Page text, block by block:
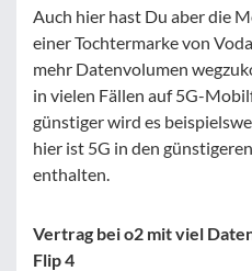
Auch hier hast Du aber die
einer Tochtermarke von
mehr Datenvolumen
in vielen Fällen auf 5G-
günstiger wird es
hier ist 5G in den
enthalten.
Vertrag bei o2 mit viel
Flip 4